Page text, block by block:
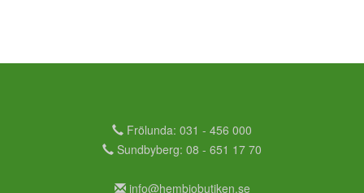
Frölunda: 031 - 456 000
Sundbyberg: 08 - 651 17 70
info@hembiobutiken.se